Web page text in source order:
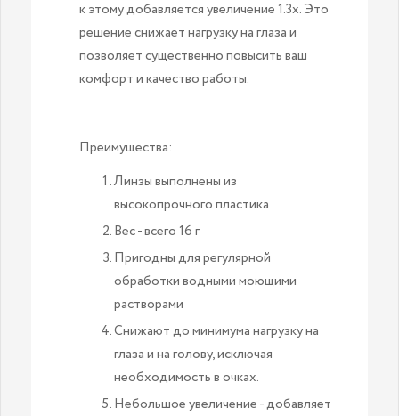
к этому добавляется увеличение 1.3х. Это
решение снижает нагрузку на глаза и
позволяет существенно повысить ваш
комфорт и качество работы.
Преимущества:
Линзы выполнены из
высокопрочного пластика
Вес - всего 16 г
Пригодны для регулярной
обработки водными моющими
растворами
Снижают до минимума нагрузку на
глаза и на голову, исключая
необходимость в очках.
Небольшое увеличение - добавляет